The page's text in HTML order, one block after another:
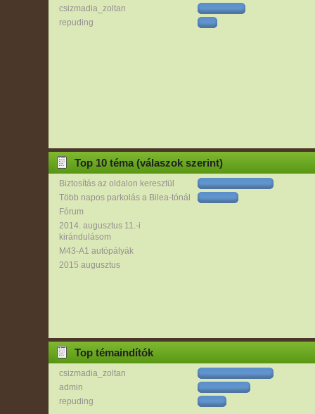
csizmadia_zoltan
repuding
Top 10 téma (válaszok szerint)
Biztosítás az oldalon keresztül
Több napos parkolás a Bilea-tónál
Fórum
2014. augusztus 11.-i
kirándulásom
M43-A1 autópályák
2015 augusztus
Top témaindítók
csizmadia_zoltan
admin
repuding